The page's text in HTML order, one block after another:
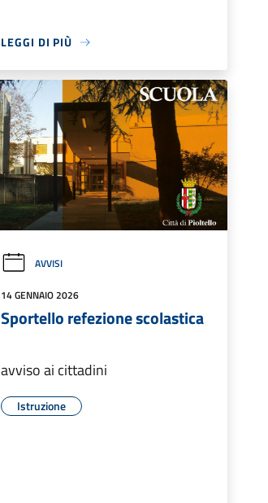
LEGGI DI PIÙ
AVVISI
14 GENNAIO 2026
Sportello refezione scolastica
avviso ai cittadini
Istruzione